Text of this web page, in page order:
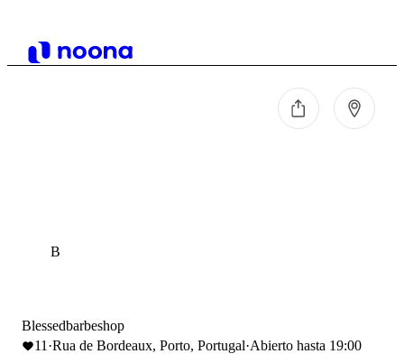
B
Blessedbarbeshop
11 ·Rua de Bordeaux, Porto, Portugal·Abierto hasta 19:00